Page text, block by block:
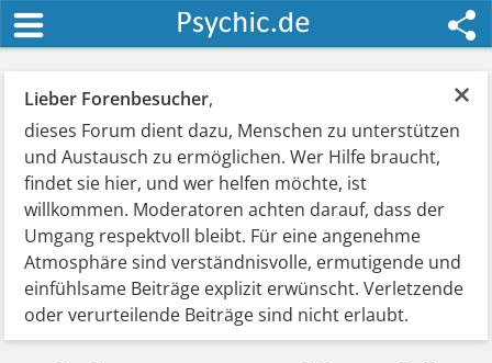
×
Lieber Forenbesucher,
dieses Forum dient dazu, Menschen zu unterstützen
und Austausch zu ermöglichen. Wer Hilfe braucht,
findet sie hier, und wer helfen möchte, ist
willkommen. Moderatoren achten darauf, dass der
Umgang respektvoll bleibt. Für eine angenehme
Atmosphäre sind verständnisvolle, ermutigende und
einfühlsame Beiträge explizit erwünscht. Verletzende
oder verurteilende Beiträge sind nicht erlaubt.